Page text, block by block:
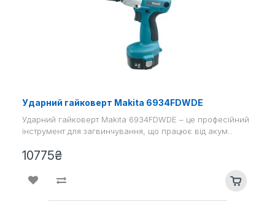
Ударний гайковерт Makita 6934FDWDE
Ударний гайковерт Makita 6934FDWDE – це професійний
інструмент для загвинчування, що працює від акум..
10775₴